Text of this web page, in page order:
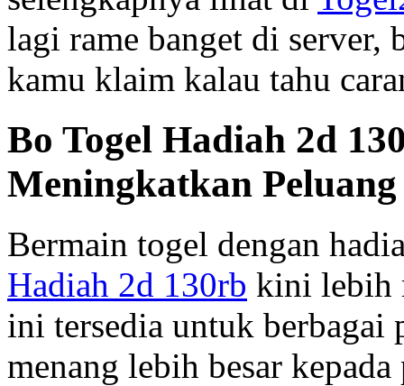
lagi rame banget di server,
kamu klaim kalau tahu
Bo Togel Hadiah 2d
Meningkatkan
Bermain togel dengan
Hadiah 2d 130rb kini lebih
ini tersedia untuk berbagai
menang lebih besar kepada